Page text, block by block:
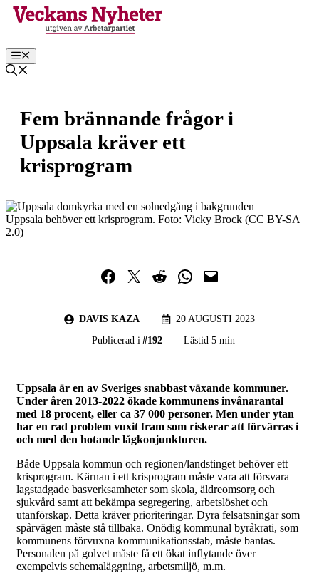
Hoppa
Meny
Fem brännande frågor i
Uppsala kräver ett
krisprogram
Uppsala behöver ett krisprogram. Foto: Vicky Brock (CC BY-SA
2.0)
Dela på Facebook
Dela på TwitterDela på RedditDela i WhatsApp
Maila en länk
DAVIS KAZA
20 AUGUSTI 2023
Publicerad i #192 Lästid 5 min
Uppsala är en av Sveriges snabbast växande kommuner.
Under åren 2013-2022 ökade kommunens invånarantal
med 18 procent, eller ca 37 000 personer. Men under ytan
har en rad problem vuxit fram som riskerar att förvärras i
och med den hotande lågkonjunkturen.
Både Uppsala kommun och regionen/landstinget behöver ett
krisprogram. Kärnan i ett krisprogram måste vara att försvara
lagstadgade basverksamheter som skola, äldreomsorg och
sjukvård samt att bekämpa segregering, arbetslöshet och
utanförskap. Detta kräver prioriteringar. Dyra felsatsningar som
spårvägen måste stå tillbaka. Onödig kommunal byråkrati, som
kommunens förvuxna kommunikationsstab, måste bantas.
Personalen på golvet måste få ett ökat inflytande över
exempelvis schemaläggning, arbetsmiljö, m.m.